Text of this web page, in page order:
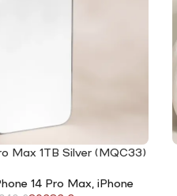
Max 1TB Silver (MQC33)
14 Pro Max iPhone